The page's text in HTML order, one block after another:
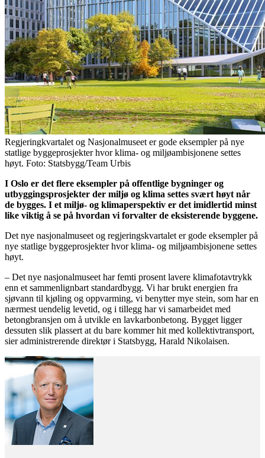
Regjeringkvartalet og Nasjonalmuseet er gode eksempler på nye
statlige byggeprosjekter hvor klima- og miljøambisjonene settes
høyt. Foto: Statsbygg/Team Urbis
I Oslo er det flere eksempler på offentlige bygninger og
utbyggingsprosjekter der miljø og klima settes svært høyt når
de bygges. I et miljø- og klimaperspektiv er det imidlertid minst
like viktig å se på hvordan vi forvalter de eksisterende byggene.
Det nye nasjonalmuseet og regjeringskvartalet er gode eksempler på
nye statlige byggeprosjekter hvor klima- og miljøambisjonene settes
høyt.
– Det nye nasjonalmuseet har femti prosent lavere klimafotavtrykk
enn et sammenlignbart standardbygg. Vi har brukt energien fra
sjøvann til kjøling og oppvarming, vi benytter mye stein, som har en
nærmest uendelig levetid, og i tillegg har vi samarbeidet med
betongbransjen om å utvikle en lavkarbonbetong. Bygget ligger
dessuten slik plassert at du bare kommer hit med kollektivtransport,
sier administrerende direktør i Statsbygg, Harald Nikolaisen.